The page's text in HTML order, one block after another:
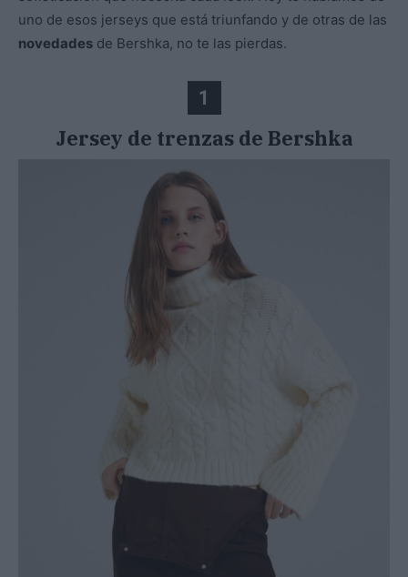
uno de esos jerseys que está triunfando y de otras de las
novedades de Bershka, no te las pierdas.
1
Jersey de trenzas de Bershka